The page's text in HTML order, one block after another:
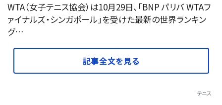
WTA（女子テニス協会）は10月29日、「BNP パリバ WTAフ
ァイナルズ・シンガポール」を受けた最新の世界ランキン
グ…
記事全文を見る
テニス